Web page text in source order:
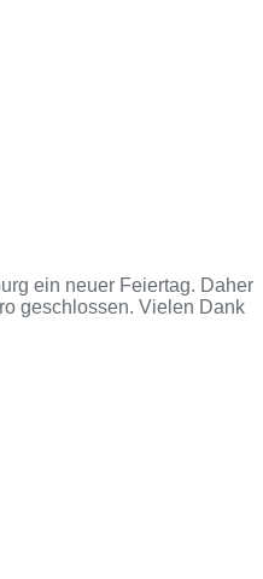
ein neuer Feiertag. Daher
geschlossen. Vielen Dank